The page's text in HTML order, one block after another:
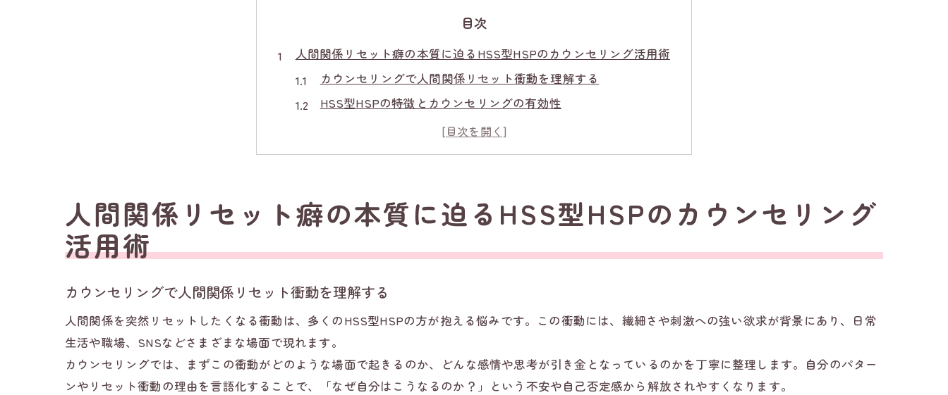
目次
人間関係リセット癖の本質に迫るHSS型HSPのカウンセリング活用術
カウンセリングで人間関係リセット衝動を理解する
HSS型HSPの特徴とカウンセリングの有効性
カウンセリングがもたらす自己理解の深め方
人間関係リセット癖とストレス耐性の関係を探る
リセットしたくなる衝動と向き合うための心の整理法
カウンセリングでリセット衝動の根本に気付く
HSS型HSPが抱えやすい感情の整理方法
ストレス時のリセット衝動と向き合うコーピング
心の負担を軽減するカウンセリングのステップ
繰り返す人間関係リセットを防ぐ実践的アプローチ
カウンセリングで学ぶリセット癖の対策法
人間関係リセット癖の本質に迫るHSS型HSPのカウンセリング
活用術
カウンセリングで人間関係リセット衝動を理解する
人間関係を突然リセットしたくなる衝動は、多くのHSS型HSPの方が抱える悩みです。この衝動には、繊細さや刺激への強い欲求が背景にあり、日常
生活や職場、SNSなどさまざまな場面で現れます。
カウンセリングでは、まずこの衝動がどのような場面で起きるのか、どんな感情や思考が引き金となっているのかを丁寧に整理します。自分のパター
ンやリセット衝動の理由を言語化することで、「なぜ自分はこうなるのか？」という不安や自己否定感から解放されやすくなります。